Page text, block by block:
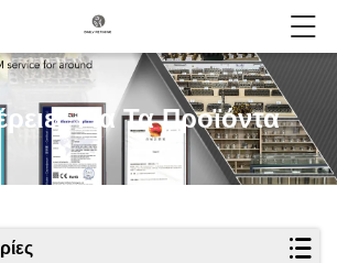
Για Τα Προϊόντα